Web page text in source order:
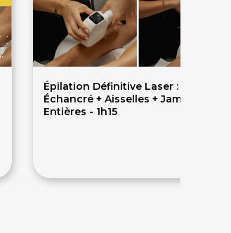
Épilation Définitive Laser : Maillot
Échancré + Aisselles + Jambes
Entières - 1h15